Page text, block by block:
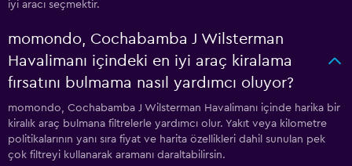
iyi aracı seçmektir.
momondo, Cochabamba J Wilsterman
Havalimanı içindeki en iyi araç kiralama
fırsatını bulmama nasıl yardımcı oluyor?
momondo, Cochabamba J Wilsterman Havalimanı içinde harika bir
kiralık araç bulmana filtrelerle yardımcı olur. Yakıt veya kilometre
politikalarının yanı sıra fiyat ve harita özellikleri dahil sunulan pek
çok filtreyi kullanarak aramanı daraltabilirsin.